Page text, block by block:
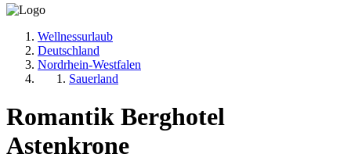
Wellnessurlaub
Deutschland
Nordrhein-Westfalen
Sauerland
Romantik Berghotel
Astenkrone